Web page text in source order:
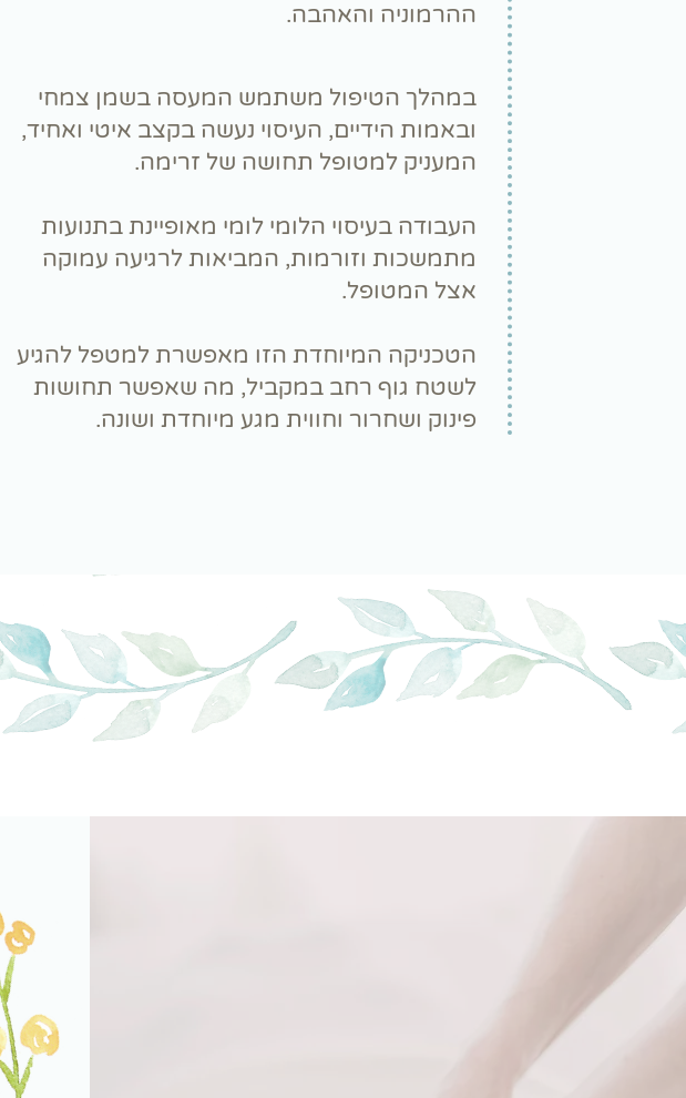
ההרמוניה והאהבה.
במהלך הטיפול משתמש המעסה בשמן צמחי
ובאמות הידיים, העיסוי נעשה בקצב איטי ואחיד,
המעניק למטופל תחושה של זרימה.
העבודה בעיסוי הלומי לומי מאופיינת בתנועות
מתמשכות וזורמות, המביאות לרגיעה עמוקה
אצל המטופל.
הטכניקה המיוחדת הזו מאפשרת למטפל להגיע
לשטח גוף רחב במקביל, מה שאפשר תחושות
פינוק ושחרור וחווית מגע מיוחדת ושונה.